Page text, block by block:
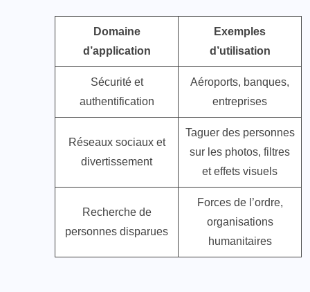
Domaine
d’application
Exemples
d’utilisation
Sécurité et
authentification
Aéroports, banques,
entreprises
Réseaux sociaux et
divertissement
Taguer des personnes
sur les photos, filtres
et effets visuels
Recherche de
personnes disparues
Forces de l’ordre,
organisations
humanitaires